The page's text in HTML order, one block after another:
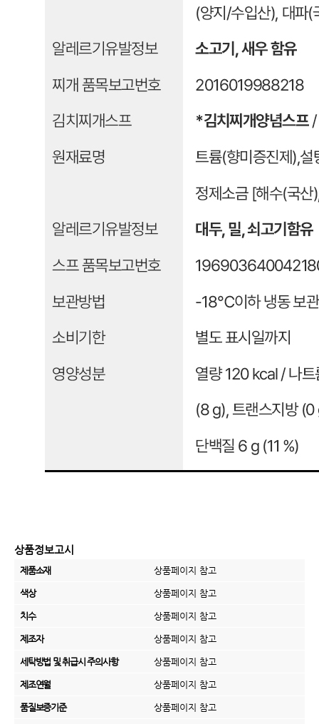
상품정보고시
제품소재 상품페이지 참고
색상 상품페이지 참고
치수 상품페이지 참고
제조자 상품페이지 참고
세탁방법 및 취급시 주의사항 상품페이지 참고
제조연월 상품페이지 참고
품질보증기준 상품페이지 참고